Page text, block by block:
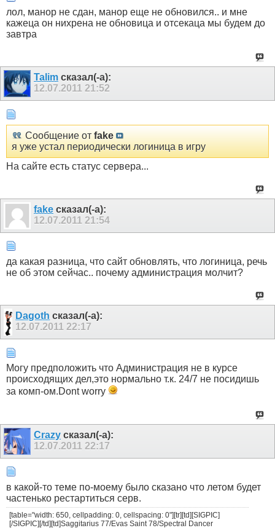
лол, манор не сдан, манор еще не обновился.. и мне
кажеца он нихрена не обновица и отсекаца мы будем до
завтра
Talim сказал(-а):
12.07.2011 21:52
Сообщение от fake
я уже устал периодически логиница в игру
На сайте есть статус сервера...
fake сказал(-а):
12.07.2011 21:54
да какая разница, что сайт обновлять, что логиница, речь
не об этом сейчас.. почему администрация молчит?
Dagoth сказал(-а):
12.07.201122:17
Могу предположить что Администрация не в курсе
происходящих дел,это нормально т.к. 24/7 не посидишь
за комп-ом.Dont worry
Crazy сказал(-а):
12.07.2011 22:17
в какой-то теме по-моему было сказано что летом будет
частенько рестартиться серв.
[table="width: 650, cellpadding: 0, cellspacing: 0"][tr][td][SIGPIC]
[/SIGPIC][/td][td]Saggitarius 77/Evas Saint 78/Spectral Dancer